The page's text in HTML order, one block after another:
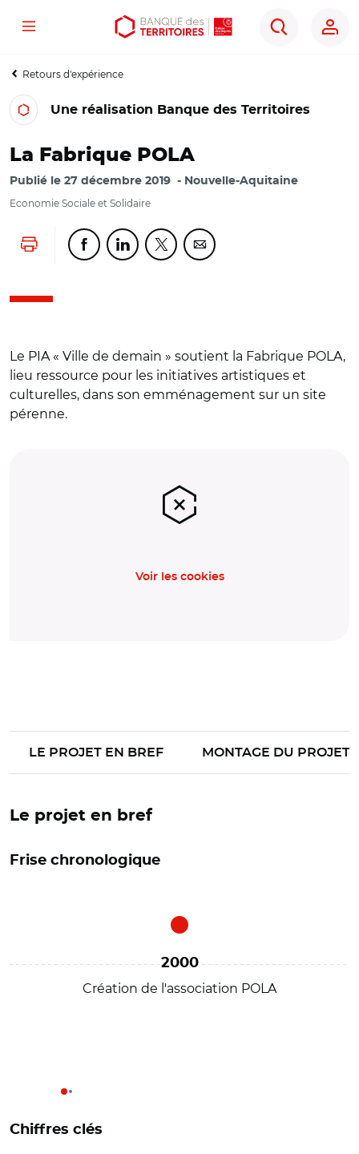
Aller
contenu
Aller
menu
Ouvrir
outils
Menu
Rechercher
Retours d'expérience
Une réalisation Banque des Territoires
La Fabrique POLA
Publié le 27 décembre 2019 Nouvelle-Aquitaine
Economie Sociale et Solidaire
Lancer l'impressionPartager cette page sur Facebook
Partager cette page sur Linkedin
Partager cette page sur Twitter
Partager cette page sur
Le PIA « Ville de demain » soutient la Fabrique POLA,
lieu ressource pour les initiatives artistiques et
culturelles, dans son emménagement sur un site
pérenne.
Voir les cookies
LE PROJET EN BREF MONTAGE DU PROJET
Le projet en bref
Frise chronologique
2000
Création de l'association POLA
Chiffres clés